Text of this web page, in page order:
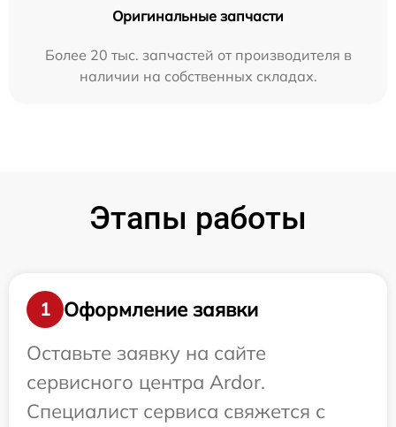
Оригинальные запчасти
Более 20 тыс. запчастей от производителя в
наличии на собственных складах.
Этапы работы
1
Оформление заявки
Оставьте заявку на сайте
сервисного центра Ardor.
Специалист сервиса свяжется с